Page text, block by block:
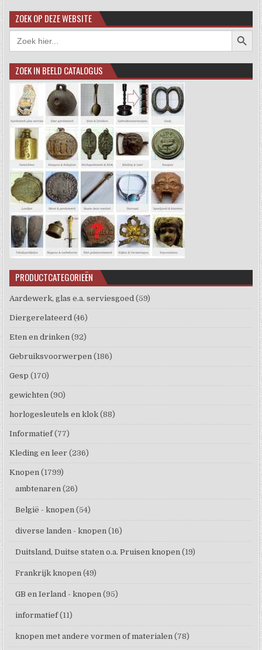
ZOEK OP DEZE WEBSITE
Zoek
naar:
ZOEK IN BEELD CATALOGUS
PRODUCTCATEGORIEËN
Aardewerk, glas e.a. serviesgoed (59)
Diergerelateerd (46)
Eten en drinken (92)
Gebruiksvoorwerpen (186)
Gesp (170)
gewichten (90)
horlogesleutels en klok (88)
Informatief (77)
Kleding en leer (236)
Knopen (1799)
ambtenaren (26)
België - knopen (54)
diverse landen - knopen (16)
Duitsland, Duitse staten o.a. Pruisen knopen (19)
Frankrijk knopen (49)
GB en Ierland - knopen (95)
informatief (11)
knopen met andere vormen of materialen (78)